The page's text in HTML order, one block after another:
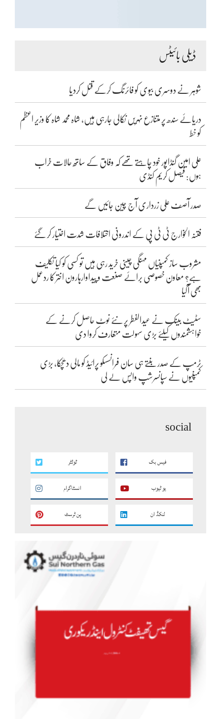
ڈیلی بائیٹس
شوہر نے دوسری بیوی کو فائرنگ کرکے قتل کردیا
دریائے سندھ پر متنازع نہریں نکالی جارہی ہیں، شاہ محمد شاہ کا وزیر اعظم
کو خط
علی امین گنڈاپور خود چاہتے تھے کہ وفاق کے ساتھ حالات خراب
ہوں: فیصل کریم کنڈی
صدر آصف علی زرداری آج چین جائیں گے
فتنہ الخوارج ٹی ٹی پی کے اندرونی اختلافات شدت اختیار کر گئے
مشروب ساز کمپنیاں مہنگی چینی خرید رہی ہیں تو کسی کو کیا تکلیف
ہے؟ معاون خصوصی برائے صنعت و پیداوارہارون اختر کا ردعمل
بھی آگیا
سٹیٹ بینک نے عیدالفطر پر نئے نوٹ حاصل کرنے کے
خواہشمندوں کیلئے بڑی سہولت متعارف کروا دی
ٹرمپ کے صدر بنتے ہی سان فرانسسکو پرائیڈ کو مالی دھچکا، بڑی
کمپنیوں نے سپانسرشپ واپس لے لی
social
فیس بک ٹوئٹر
یو ٹیوب انسٹاگرام
لنکڈ ان پن ٹرسٹ